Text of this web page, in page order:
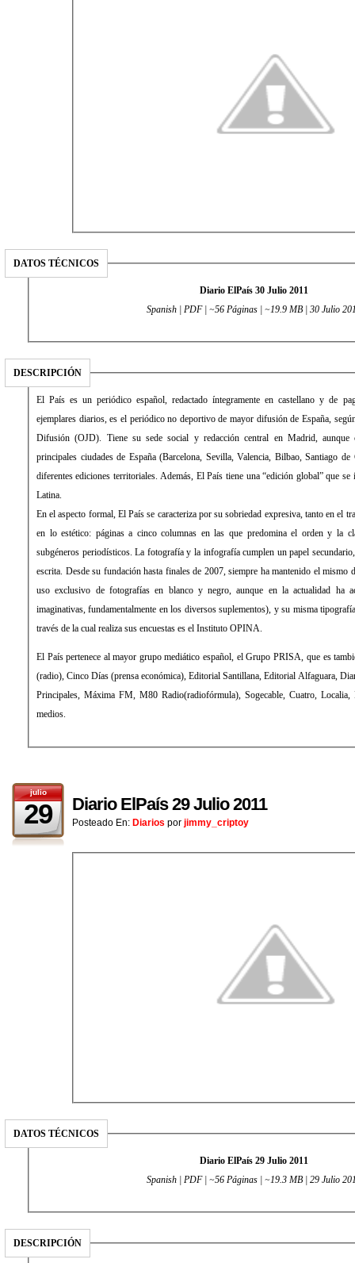
DATOS TÉCNICOS
Diario ElPaís 30 Julio 2011
Spanish | PDF | ~56 Páginas | ~19.9 MB | 30 Julio
DESCRIPCIÓN
El País es un periódico español, redactado íntegramente en castellano y de pago. Con una media de 431.034
ejemplares diarios, es el periódico no deportivo de mayor difusión de España, según la Oficina de Justificación de la
Difusión (OJD). Tiene su sede social y redacción central en Madrid, aunque cuenta con delegaciones en las
principales ciudades de España (Barcelona, Sevilla, Valencia, Bilbao, Santiago de Compostela) desde las que edita
diferentes ediciones territoriales. Además, El País tiene una “edición global” que se imprime y distribuye en América
Latina.
En el aspecto formal, El País se caracteriza por su sobriedad expresiva, tanto en el tratamiento de la información como
en lo estético: páginas a cinco columnas en las que predomina el orden y la clara distribución de los distintos
subgéneros periodísticos. La fotografía y la infografía cumplen un papel secundario, de mero apoyo a la información
escrita. Desde su fundación hasta finales de 2007, siempre ha mantenido el mismo diseño, sin apenas evolución (con
uso exclusivo de fotografías en blanco y negro, aunque en la actualidad ha aceptado el color y formas más
imaginativas, fundamentalmente en los diversos suplementos), y su misma tipografía: la Times Roman. La empresa a
través de la cual realiza sus encuestas es el Instituto OPINA.
El País pertenece al mayor grupo mediático español, el Grupo PRISA, que es también propietario de la Cadena SER
(radio), Cinco Días (prensa económica), Editorial Santillana, Editorial Alfaguara, Diario As (prensa deportiva), Los 40
Principales, Máxima FM, M80 Radio(radiofórmula), Sogecable, Cuatro, Localia, Digital+ (televisión), entre otros
medios.
julio
29 Diario ElPaís 29 Julio 2011
Posteado En: Diarios por jimmy_criptoy
DATOS TÉCNICOS
Diario ElPaís 29 Julio 2011
Spanish | PDF | ~56 Páginas | ~19.3 MB | 29 Julio
DESCRIPCIÓN